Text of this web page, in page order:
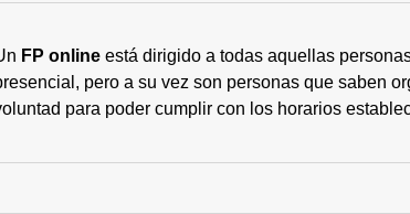
FP online está dirigido a todas aquellas
pero a su vez son personas que saben
para poder cumplir con los horarios